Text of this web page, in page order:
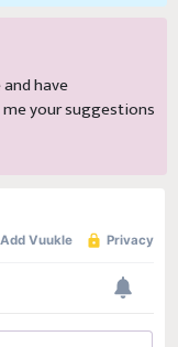
have
me your suggestions